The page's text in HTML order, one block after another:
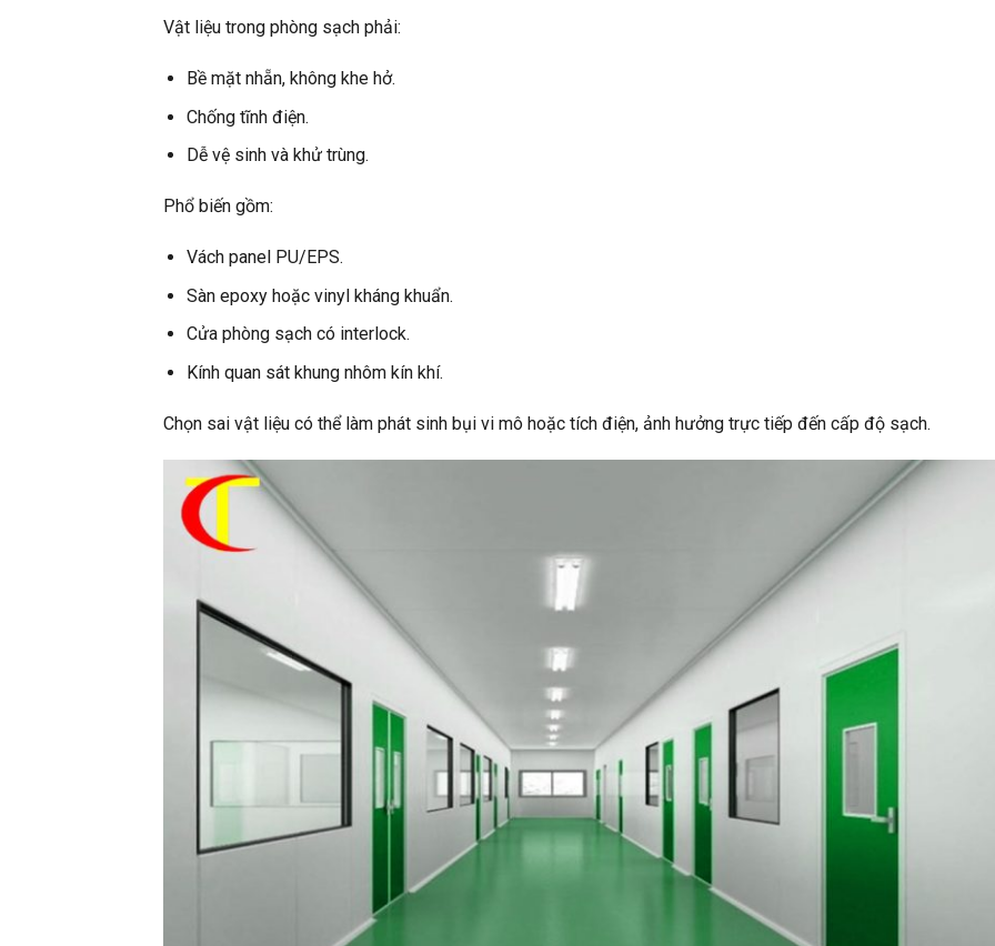
Vật liệu trong phòng sạch phải:
Bề mặt nhẵn, không khe hở.
Chống tĩnh điện.
Dễ vệ sinh và khử trùng.
Phổ biến gồm:
Vách panel PU/EPS.
Sàn epoxy hoặc vinyl kháng khuẩn.
Cửa phòng sạch có interlock.
Kính quan sát khung nhôm kín khí.
Chọn sai vật liệu có thể làm phát sinh bụi vi mô hoặc tích điện, ảnh hưởng trực tiếp đến cấp độ sạch.